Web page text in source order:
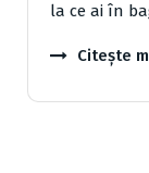
la ce ai în
Citește